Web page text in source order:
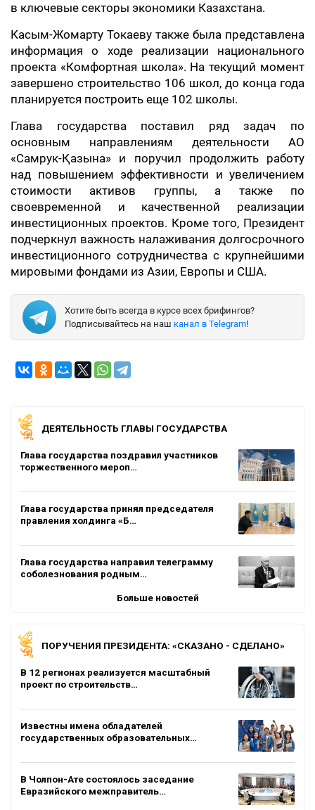
в ключевые секторы экономики Казахстана.
Касым-Жомарту Токаеву также была представлена
информация о ходе реализации национального
проекта «Комфортная школа». На текущий момент
завершено строительство 106 школ, до конца года
планируется построить еще 102 школы.
Глава государства поставил ряд задач по
основным направлениям деятельности АО
«Самрук-Қазына» и поручил продолжить работу
над повышением эффективности и увеличением
стоимости активов группы, а также по
своевременной и качественной реализации
инвестиционных проектов. Кроме того, Президент
подчеркнул важность налаживания долгосрочного
инвестиционного сотрудничества с крупнейшими
мировыми фондами из Азии, Европы и США.
Хотите быть всегда в курсе всех брифингов?
Подписывайтесь на наш канал в Telegram!
ДЕЯТЕЛЬНОСТЬ ГЛАВЫ ГОСУДАРСТВА
Глава государства поздравил участников
торжественного мероп…
Глава государства принял председателя
правления холдинга «Б…
Глава государства направил телеграмму
соболезнования родным…
Больше новостей
ПОРУЧЕНИЯ ПРЕЗИДЕНТА: «СКАЗАНО - СДЕЛАНО»
В 12 регионах реализуется масштабный
проект по строительств…
Известны имена обладателей
государственных образовательных…
В Чолпон-Ате состоялось заседание
Евразийского межправитель…